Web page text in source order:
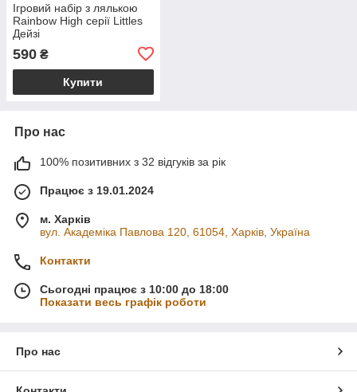
Ігровий набір з лялькою
Rainbow High серії Littles
Дейзі
590 ₴
Купити
Про нас
100% позитивних з 32 відгуків за рік
Працює з 19.01.2024
м. Харків
вул. Академіка Павлова 120, 61054, Харків, Україна
Контакти
Сьогодні працює з 10:00 до 18:00
Показати весь графік роботи
Про нас